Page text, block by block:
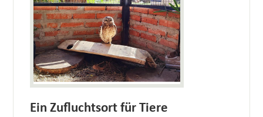
Ein Zufluchtsort für Tiere